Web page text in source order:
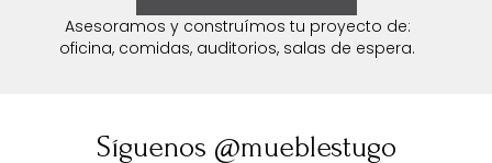
Asesoramos y construímos tu proyecto de:
oficina, comidas, auditorios, salas de espera.
Síguenos @mueblestugo